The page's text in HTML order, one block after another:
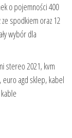
o pojemności 400
spodkiem oraz 12
wybór dla
stereo 2021, kvm
euro agd sklep, kabel